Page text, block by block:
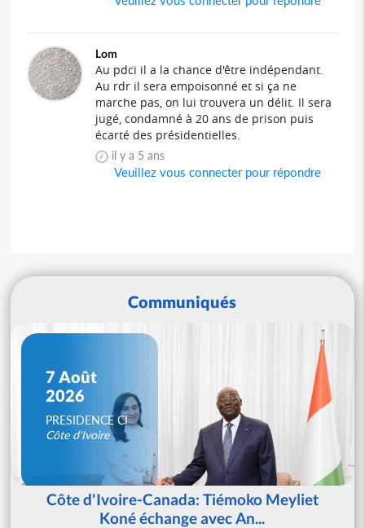
Lom
Au pdci il a la chance d'être indépendant.
Au rdr il sera empoisonné et si ça ne
marche pas, on lui trouvera un délit. Il sera
jugé, condamné à 20 ans de prison puis
écarté des présidentielles.
il y a 5 ans
Veuillez vous connecter pour répondre
Communiqués
7 Août
2026
PRESIDENCE CI
Côte d'Ivoire
Côte d'Ivoire-Canada: Tiémoko Meyliet
Koné échange avec An...